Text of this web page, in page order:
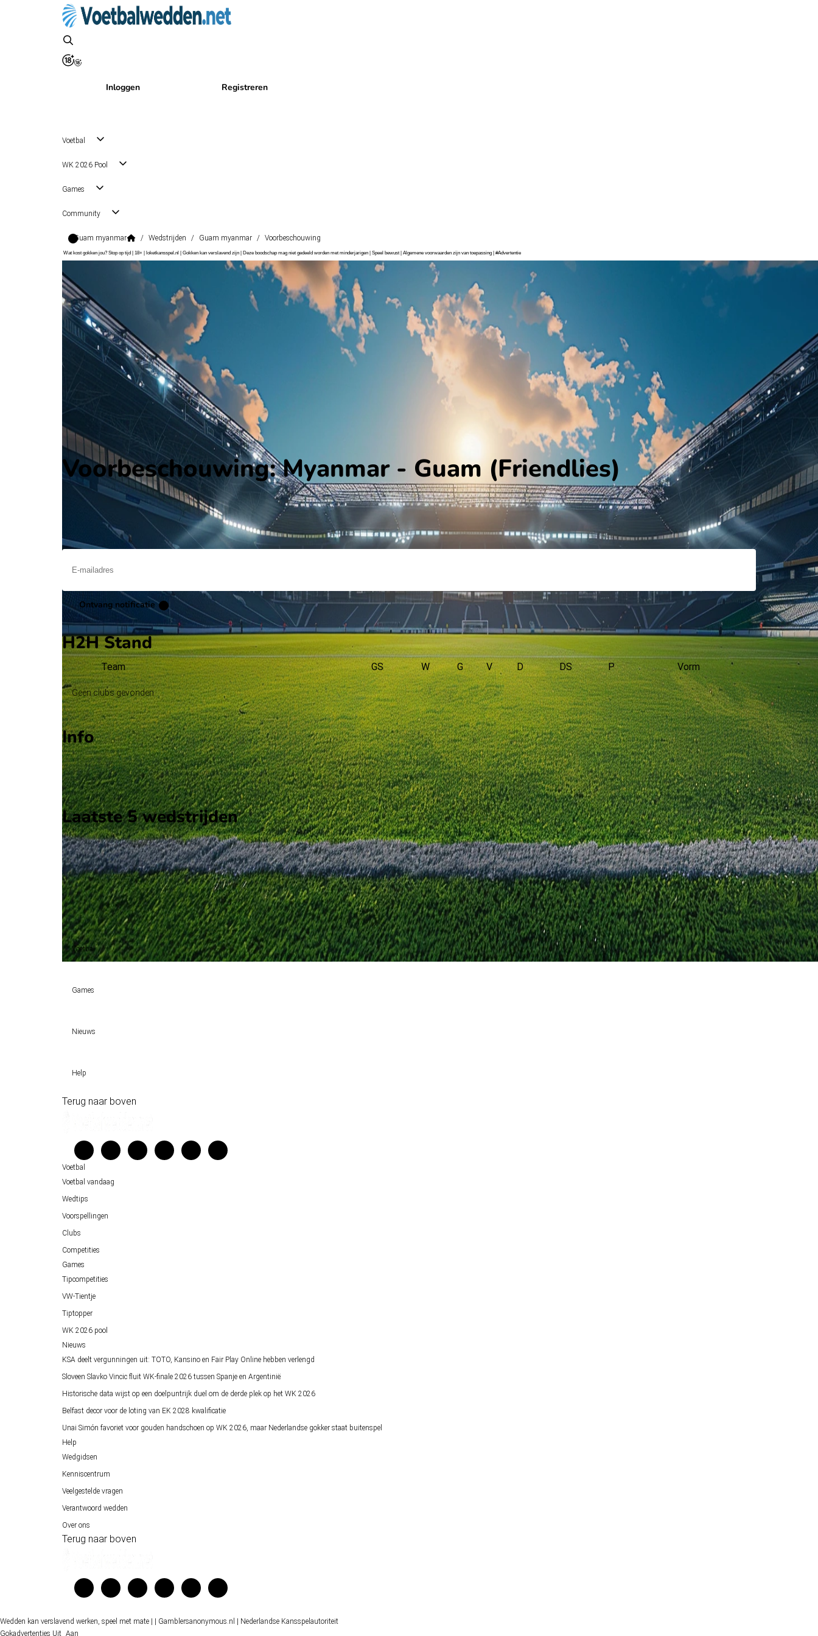
Inloggen Registreren
Voetbal
WK 2026 Pool
Games
Community
Guam myanmar / Wedstrijden / Guam myanmar / Voorbeschouwing
Wat kost gokken jou? Stop op tijd | 18+ | loketkansspel.nl | Gokken kan verslavend zijn | Deze boodschap mag niet gedeeld worden met minderjarigen | Speel bewust | Algemene voorwaarden zijn van toepassing | #Advertentie
, Internationaal
Myanmar
Friendlies
6 - 1
Guam
Alle wedstrijden
Myanmar - Guam
Voorspelling
Voorbeschouwing
Voorbeschouwing: Myanmar - Guam (Friendlies)
Op juni 6 2026 gaat Myanmar de strijd aan met Guam. De wedstrijd wordt afgetrapt om 11:30 en wordt gespeeld in de Vriendschappelijke wedstrijden.
Ontvang een notificatie als deze voorbeschouwing beschikbaar is
Ontvang notificatie
H2H Stand
Team GS W G V D DS P Vorm
Geen clubs gevonden
Info
Op 6 juni 2026 gaat Myanmar de strijd aan met Guam. De wedstrijd wordt afgetrapt om 11:30 en wordt gespeeld in de Vriendschappelijke wedstrijden.
Stadion: Onbekend
Scheidsrechter: Onbekend
Laatste 5 wedstrijden
H2H
Myanmar
Guam
6 jun2026
Myanmar
Guam
61
Myanmar (1)100%
Voetbal
Wedtips
Clubs
Games
VW-Tientje
WK 2026 pool
Nieuws
Sloveen Slavko Vincic fluit WK-finale 2026 tussen Spanje en Argentinië
Belfast decor voor de loting van EK 2028 kwalificatie
Help
Wedgidsen
Verantwoord wedden
Over ons
Terug naar boven
Voetbal
Voetbal vandaag
Wedtips
Voorspellingen
Clubs
Competities
Games
Tipcompetities
VW-Tientje
Tiptopper
WK 2026 pool
Nieuws
KSA deelt vergunningen uit: TOTO, Kansino en Fair Play Online hebben verlengd
Sloveen Slavko Vincic fluit WK-finale 2026 tussen Spanje en Argentinië
Historische data wijst op een doelpuntrijk duel om de derde plek op het WK 2026
Belfast decor voor de loting van EK 2028 kwalificatie
Unai Simón favoriet voor gouden handschoen op WK 2026, maar Nederlandse gokker staat buitenspel
Help
Wedgidsen
Kenniscentrum
Veelgestelde vragen
Verantwoord wedden
Over ons
Terug naar boven
Wedden kan verslavend werken, speel met mate | | Gamblersanonymous.nl | Nederlandse Kansspelautoriteit
Gokadvertenties Uit Aan